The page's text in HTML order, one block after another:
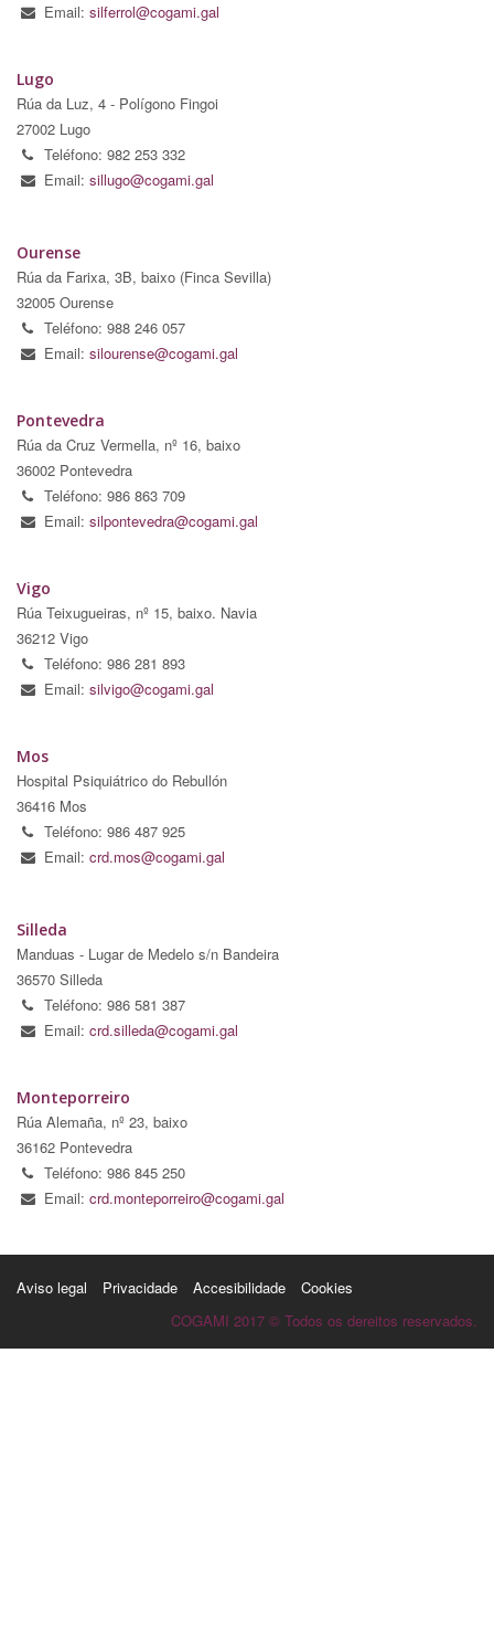
Email: silferrol@cogami.gal
Lugo
Rúa da Luz, 4 - Polígono Fingoi
27002 Lugo
Teléfono: 982 253 332
Email: sillugo@cogami.gal
Ourense
Rúa da Farixa, 3B, baixo (Finca Sevilla)
32005 Ourense
Teléfono: 988 246 057
Email: silourense@cogami.gal
Pontevedra
Rúa da Cruz Vermella, nº 16, baixo
36002 Pontevedra
Teléfono: 986 863 709
Email: silpontevedra@cogami.gal
Vigo
Rúa Teixugueiras, nº 15, baixo. Navia
36212 Vigo
Teléfono: 986 281 893
Email: silvigo@cogami.gal
Mos
Hospital Psiquiátrico do Rebullón
36416 Mos
Teléfono: 986 487 925
Email: crd.mos@cogami.gal
Silleda
Manduas - Lugar de Medelo s/n Bandeira
36570 Silleda
Teléfono: 986 581 387
Email: crd.silleda@cogami.gal
Monteporreiro
Rúa Alemaña, nº 23, baixo
36162 Pontevedra
Teléfono: 986 845 250
Email: crd.monteporreiro@cogami.gal
Aviso legal Privacidade Accesibilidade
Cookies
COGAMI 2017 © Todos os dereitos reservados.